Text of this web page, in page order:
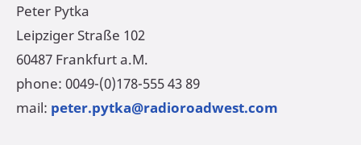
Peter Pytka
Leipziger Straße 102
60487 Frankfurt a.M.
phone: 0049-(0)178-555 43 89
mail: peter.pytka@radioroadwest.com